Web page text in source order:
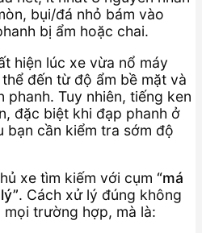
bụi/đá nhỏ bám vào
bị ẩm hoặc chai.
hiện lúc xe vừa nổ máy
đến từ độ ẩm bề mặt và
phanh. Tuy nhiên, tiếng ken
đặc biệt khi đạp phanh ở
bạn cần kiểm tra sớm độ
xe tìm kiếm với cụm “má
. Cách xử lý đúng không
trường hợp, mà là: